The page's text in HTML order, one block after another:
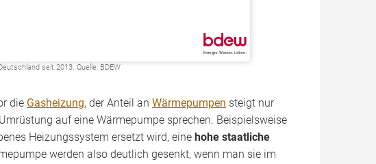
seit 2013. Quelle: BDEW
die Gasheizung, der Anteil an Wärmepumpen steigt nur
auf eine Wärmepumpe sprechen. Beispielsweise
Heizungssystem ersetzt wird, eine hohe staatliche
werden also deutlich gesenkt, wenn man sie im